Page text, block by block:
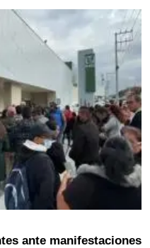
ante manifestaciones